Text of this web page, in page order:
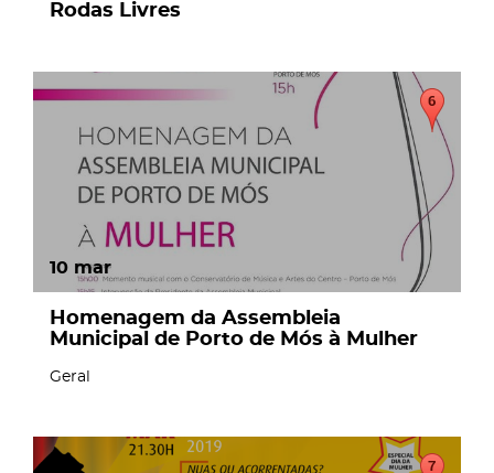
Rodas Livres
10 mar
Homenagem da Assembleia
Municipal de Porto de Mós à Mulher
Geral